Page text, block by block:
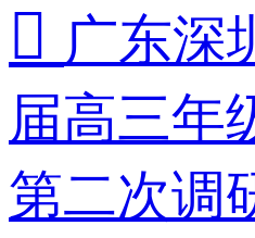
 广东深
届高三年
第二次调